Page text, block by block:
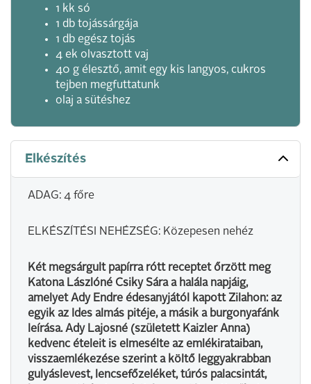
1 kk só
1 db tojássárgája
1 db egész tojás
4 ek olvasztott vaj
40 g élesztő, amit egy kis langyos, cukros
tejben megfuttatunk
olaj a sütéshez
Elkészítés
ADAG: 4 főre
ELKÉSZÍTÉSI NEHÉZSÉG: Közepesen nehéz
Két megsárgult papírra rótt receptet őrzött meg
Katona Lászlóné Csiky Sára a halála napjáig,
amelyet Ady Endre édesanyjától kapott Zilahon: az
egyik az Ides almás pitéje, a másik a burgonyafánk
leírása. Ady Lajosné (született Kaizler Anna)
kedvenc ételeit is elmesélte az emlékirataiban,
visszaemlékezése szerint a költő leggyakrabban
gulyáslevest, lencsefőzeléket, túrós palacsintát,